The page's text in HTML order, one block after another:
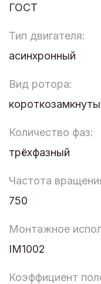
ГОСТ
Тип двигателя:
асинхронный
Вид ротора:
Количество фаз:
трёхфазный
Частота
750
Монтажное
IM1002
Коэффициент